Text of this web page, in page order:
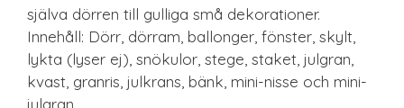
själva dörren till gulliga små dekorationer.
Innehåll: Dörr, dörram, ballonger, fönster, skylt,
lykta (lyser ej), snökulor, stege, staket, julgran,
kvast, granris, julkrans, bänk, mini-nisse och mini-
julgran.